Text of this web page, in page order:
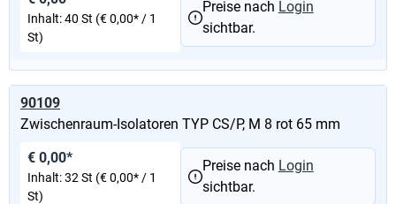
Inhalt:40 St (€ 0,00* / 1
St)
Preise nach Login
sichtbar.
90109
Zwischenraum-Isolatoren TYP CS/P, M 8 rot 65 mm
€ 0,00*
Inhalt:32 St (€ 0,00* / 1
St)
Preise nach Login
sichtbar.